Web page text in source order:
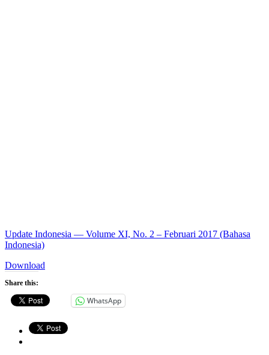
Update Indonesia — Volume XI, No. 2 – Februari 2017 (Bahasa
Indonesia)
Download
Share this:
WhatsApp